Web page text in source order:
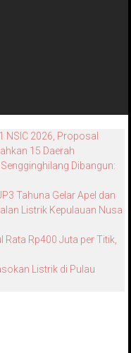
NSIC 2026, Proposal
15 Daerah
Dibangun:
Tahuna Gelar Apel dan
Listrik Kepulauan Nusa
Rp400 Juta per Titik,
Listrik di Pulau